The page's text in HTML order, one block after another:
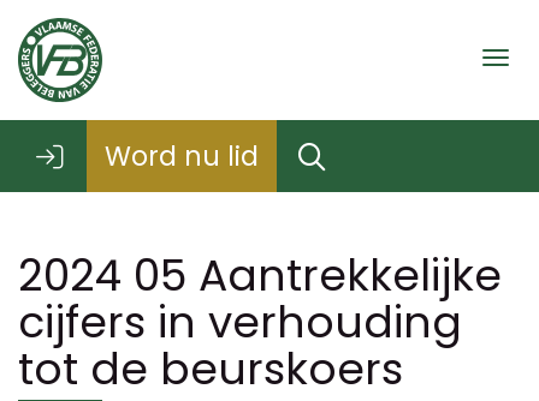
Word nu lid
2024 05 Aantrekkelijke
cijfers in verhouding
tot de beurskoers